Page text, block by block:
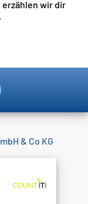
erzählen wir dir
& Co KG